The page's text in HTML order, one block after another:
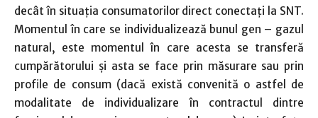
decât în situația consumatorilor direct conectați la SNT.
Momentul în care se individualizează bunul gen – gazul
natural, este momentul în care acesta se transferă
cumpărătorului și asta se face prin măsurare sau prin
profile de consum (dacă există convenită o astfel de
modalitate de individualizare în contractul dintre